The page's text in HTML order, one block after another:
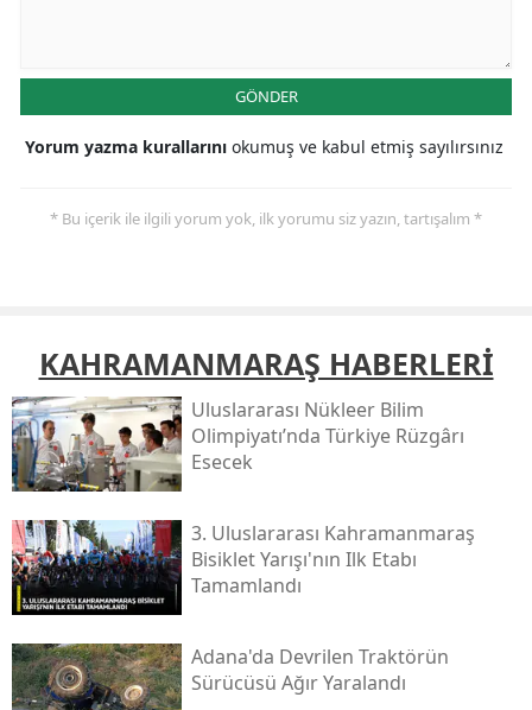
GÖNDER
Yorum yazma kurallarını okumuş ve kabul etmiş sayılırsınız
* Bu içerik ile ilgili yorum yok, ilk yorumu siz yazın, tartışalım *
KAHRAMANMARAŞ HABERLERİ
Uluslararası Nükleer Bilim
Olimpiyatı’nda Türkiye Rüzgârı
Esecek
3. Uluslararası Kahramanmaraş
Bisiklet Yarışı'nın Ilk Etabı
Tamamlandı
Adana'da Devrilen Traktörün
Sürücüsü Ağır Yaralandı